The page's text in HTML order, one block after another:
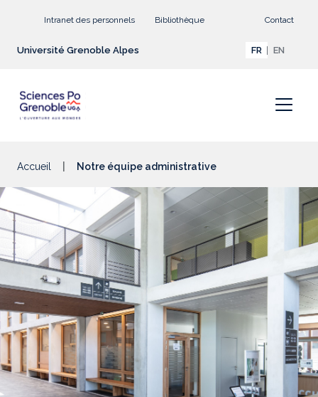
Intranet des personnels Bibliothèque Contact
Université Grenoble Alpes FR EN
Accueil Notre équipe administrative